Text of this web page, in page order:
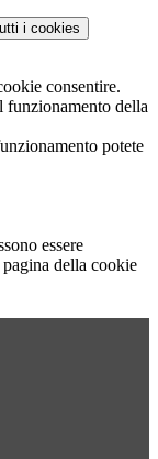
i cookies
consentire.
funzionamento della
potete
essere
della cookie